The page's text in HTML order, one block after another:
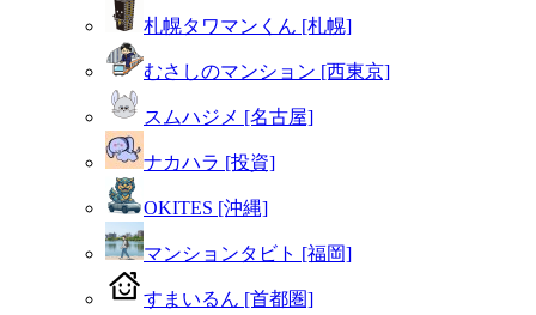
札幌タワマンくん [札幌]
むさしのマンション [西東京]
スムハジメ [名古屋]
ナカハラ [投資]
OKITES [沖縄]
マンションタビト [福岡]
すまいるん [首都圏]